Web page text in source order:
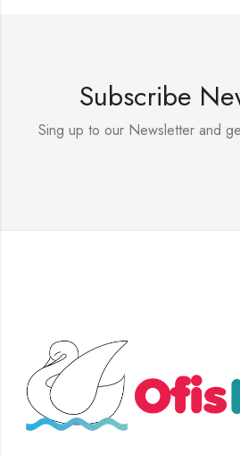
Subscribe
Sing up to our Newsletter and